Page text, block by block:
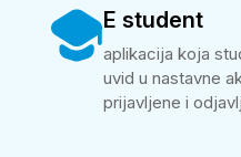
E student
aplikacija koja
uvid u nastavne
prijavljene i